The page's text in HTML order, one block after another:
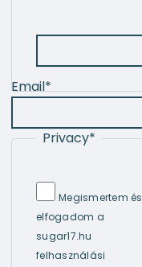
Email*
Privacy*
Megismertem és
elfogadom a
sugar17.hu
felhasználási